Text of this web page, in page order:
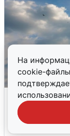
На
cookie-
МЧС
грохоте в
7 августа 0